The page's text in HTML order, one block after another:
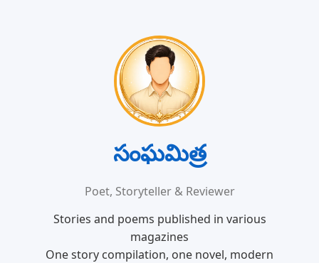
సంఘమిత్ర
Poet, Storyteller & Reviewer
Stories and poems published in various
magazines
One story compilation, one novel, modern